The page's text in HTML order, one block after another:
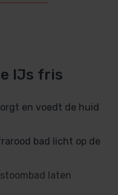
IJs fris
en voedt de huid
bad licht op de
laten